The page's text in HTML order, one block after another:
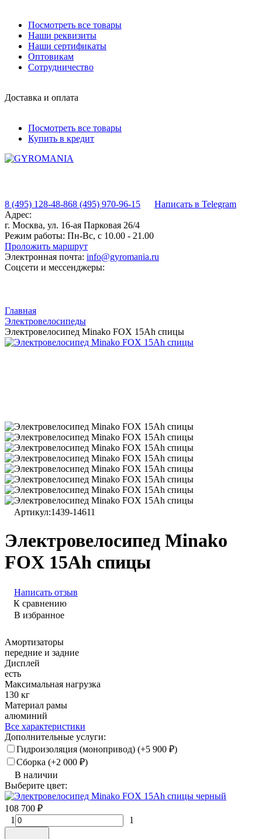
Посмотреть все товары
Наши реквизиты
Наши сертификаты
Оптовикам
Сотрудничество
Доставка и оплата
Посмотреть все товары
Купить в кредит
8 (495) 128-48-868 (495) 970-96-15
Написать в Telegram
Адрес:
г. Москва, ул. 16-ая Парковая 26/4
Режим работы: Пн-Вс, с 10.00 - 21.00
Проложить маршрут
Электронная почта: info@gyromania.ru
Соцсети и мессенджеры:
Главная
Электровелосипеды
Электровелосипед Minako FOX 15Ah спицы
Артикул:1439-14611
Электровелосипед Minako
FOX 15Ah спицы
Написать отзыв
К сравнению
В избранное
Амортизаторы
передние и задние
Дисплей
есть
Максимальная нагрузка
130 кг
Материал рамы
алюминий
Все характеристики
Дополнительные услуги:
Гидроизоляция (монопривод) (+5 900 ₽)
Сборка (+2 000 ₽)
В наличии
Выберите цвет:
черный
108 700 ₽
1
1